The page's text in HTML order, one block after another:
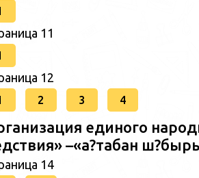
11
12
2 3 4
единого
–«а?табан
14